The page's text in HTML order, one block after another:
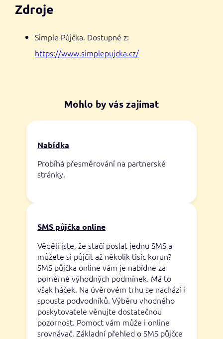
Zdroje
Simple Půjčka. Dostupné z:
https://www.simplepujcka.cz/
Mohlo by vás zajímat
Nabídka
Probíhá přesměrování na partnerské
stránky.
SMS půjčka online
Věděli jste, že stačí poslat jednu SMS a
můžete si půjčit až několik tisíc korun?
SMS půjčka online vám je nabídne za
poměrně výhodných podmínek. Má to
však háček. Na úvěrovém trhu se nachází i
spousta podvodníků. Výběru vhodného
poskytovatele věnujte dostatečnou
pozornost. Pomoct vám může i online
srovnávač. Základní přehled o SMS půjčce